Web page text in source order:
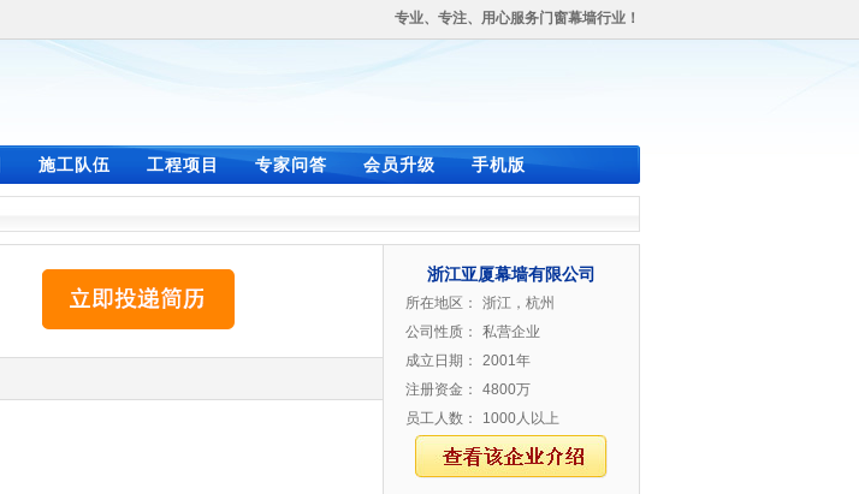
专业、专注、用心服务门窗幕墙行业！
施工队伍 工程项目 专家问答 会员升级 手机版
浙江亚厦幕墙有限公司
所在地区：
浙江，杭州
公司性质：
私营企业
成立日期：
2001年
注册资金：
4800万
员工人数：
1000人以上